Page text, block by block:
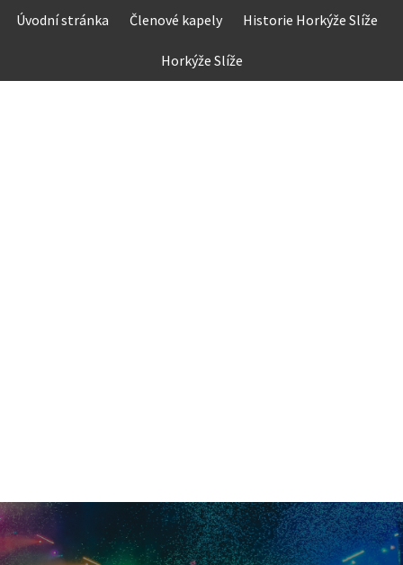
Skip
Úvodní stránka Členové kapely Historie Horkýže Slíže
Horkýže Slíže